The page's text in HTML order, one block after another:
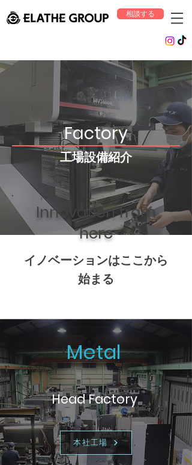
相談する
Factory
工場設備紹介
Innovation from
here
​イノベーションはここから
始まる
Metal
Head ​Factory
本社工場